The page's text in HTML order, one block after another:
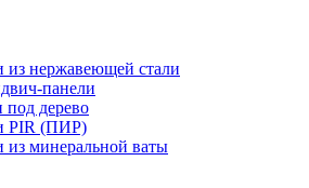
из нержавеющей стали
панели
под дерево
PIR (ПИР)
из минеральной ваты